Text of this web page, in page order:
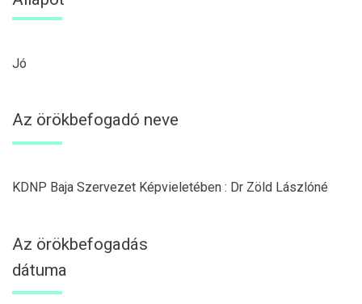
Jó
Az örökbefogadó neve
KDNP Baja Szervezet Képvieletében : Dr Zöld Lászlóné
Az örökbefogadás
dátuma